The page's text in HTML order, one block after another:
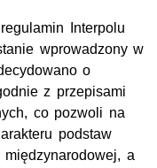
Interpolu
wprowadzony w
o
z przepisami
co pozwoli na
podstaw
a